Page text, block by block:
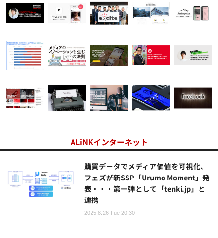
ALiNKインターネット
購買データでメディア価値を可視化、
フェズが新SSP「Urumo Moment」発
表・・・第一弾として「tenki.jp」と
連携
2025.8.26 Tue 20:30